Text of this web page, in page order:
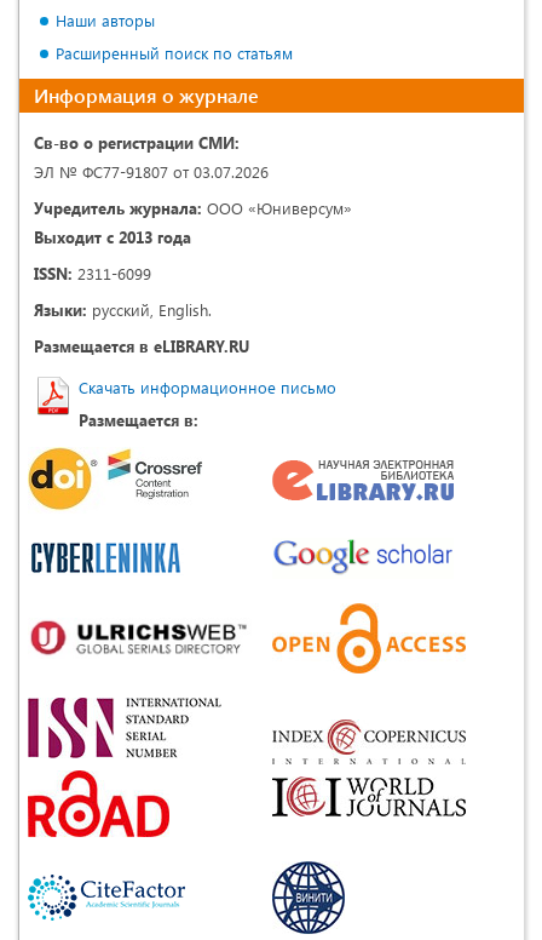
Наши авторы
Расширенный поиск по статьям
Информация о журнале
Св-во о регистрации СМИ:
ЭЛ № ФС77-91807 от 03.07.2026
Учредитель журнала: ООО «Юниверсум»
Выходит с 2013 года
ISSN: 2311-6099
Языки: русский, English.
Размещается в eLIBRARY.RU
Скачать информационное письмо
Размещается в: